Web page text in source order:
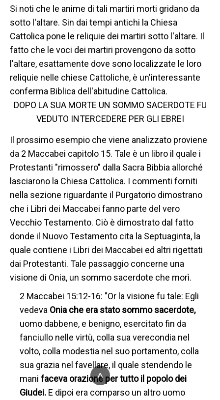
Si noti che le anime di tali martiri morti gridano da
sotto l'altare. Sin dai tempi antichi la Chiesa
Cattolica pone le reliquie dei martiri sotto l'altare. Il
fatto che le voci dei martiri provengono da sotto
l'altare, esattamente dove sono localizzate le loro
reliquie nelle chiese Cattoliche, è un'interessante
conferma Biblica dell'abitudine Cattolica.
DOPO LA SUA MORTE UN SOMMO SACERDOTE FU
VEDUTO INTERCEDERE PER GLI EBREI
Il prossimo esempio che viene analizzato proviene
da 2 Maccabei capitolo 15. Tale è un libro il quale i
Protestanti "rimossero" dalla Sacra Bibbia allorché
lasciarono la Chiesa Cattolica. I commenti forniti
nella sezione riguardante il Purgatorio dimostrano
che i Libri dei Maccabei fanno parte del vero
Vecchio Testamento. Ciò è dimostrato dal fatto
donde il Nuovo Testamento cita la Septuaginta, la
quale contiene i Libri dei Maccabei ed altri rigettati
dai Protestanti. Tale passaggio concerne una
visione di Onia, un sommo sacerdote che morì.
2 Maccabei 15:12-16: "Or la visione fu tale: Egli
vedeva Onia che era stato sommo sacerdote,
uomo dabbene, e benigno, esercitato fin da
fanciullo nelle virtù, colla sua verecondia nel
volto, colla modestia nel suo portamento, colla
sua grazia nel favellare, il quale stendendo le
manifaceva orazione per tutto il popolo dei
Giudei. E dipoi era comparso un altro uomo
^